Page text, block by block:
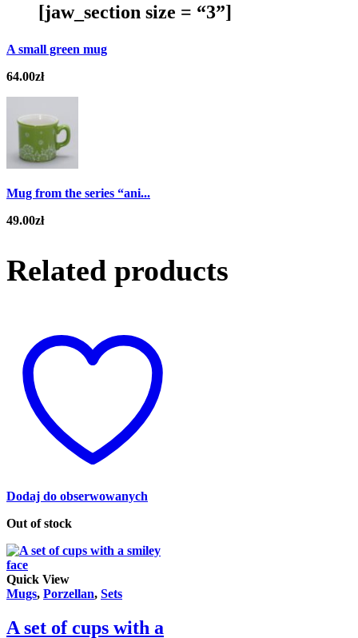
[jaw_section size = “3”]
A small green mug
64.00zł
Mug from the series “ani...
49.00zł
Related products
Dodaj do obserwowanych
Out of stock
Quick View
Mugs, Porzellan, Sets
A set of cups with a